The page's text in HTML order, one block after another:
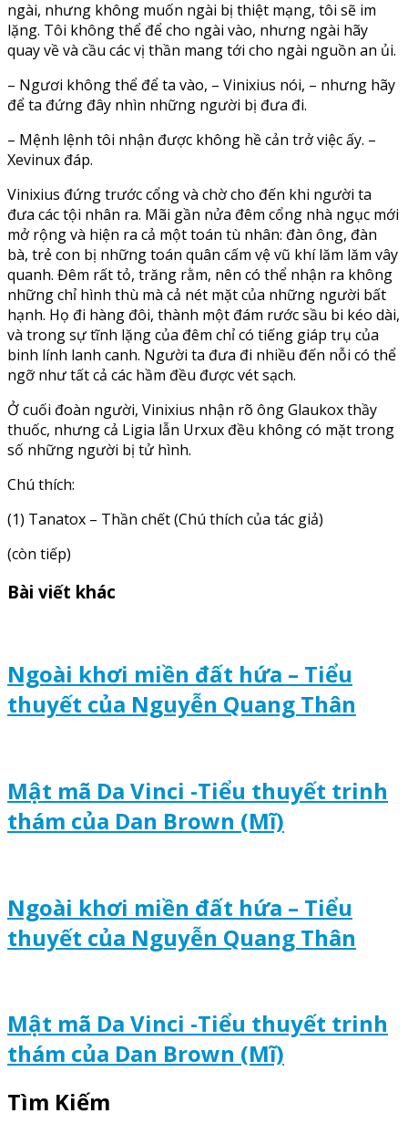
ngài, nhưng không muốn ngài bị thiệt mạng, tôi sẽ im
lặng. Tôi không thể để cho ngài vào, nhưng ngài hãy
quay về và cầu các vị thần mang tới cho ngài nguồn an ủi.
– Ngươi không thể để ta vào, – Vinixius nói, – nhưng hãy
để ta đứng đây nhìn những người bị đưa đi.
– Mệnh lệnh tôi nhận được không hề cản trở việc ấy. –
Xevinux đáp.
Vinixius đứng trước cổng và chờ cho đến khi người ta
đưa các tội nhân ra. Mãi gần nửa đêm cổng nhà ngục mới
mở rộng và hiện ra cả một toán tù nhân: đàn ông, đàn
bà, trẻ con bị những toán quân cấm vệ vũ khí lăm lăm vây
quanh. Đêm rất tỏ, trăng rằm, nên có thể nhận ra không
những chỉ hình thù mà cả nét mặt của những người bất
hạnh. Họ đi hàng đôi, thành một đám rước sầu bi kéo dài,
và trong sự tĩnh lặng của đêm chỉ có tiếng giáp trụ của
binh lính lanh canh. Người ta đưa đi nhiều đến nỗi có thể
ngỡ như tất cả các hầm đều được vét sạch.
Ở cuối đoàn người, Vinixius nhận rõ ông Glaukox thầy
thuốc, nhưng cả Ligia lẫn Urxux đều không có mặt trong
số những người bị tử hình.
Chú thích:
(1) Tanatox – Thần chết (Chú thích của tác giả)
(còn tiếp)
Bài viết khác
Ngoài khơi miền đất hứa – Tiểu
thuyết của Nguyễn Quang Thân
Mật mã Da Vinci -Tiểu thuyết trinh
thám của Dan Brown (Mĩ)
Ngoài khơi miền đất hứa – Tiểu
thuyết của Nguyễn Quang Thân
Mật mã Da Vinci -Tiểu thuyết trinh
thám của Dan Brown (Mĩ)
Tìm Kiếm